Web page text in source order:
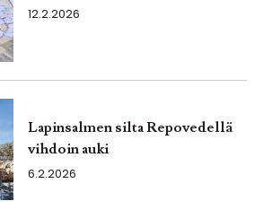
12.2.2026
Lapinsalmen silta Repovedellä
vihdoin auki
6.2.2026